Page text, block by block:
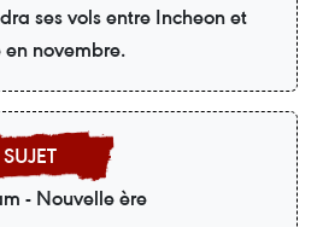
ses vols entre Incheon et
novembre.
- Nouvelle ère